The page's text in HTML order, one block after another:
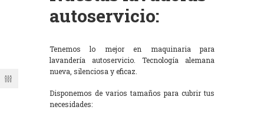
autoservicio:
Tenemos lo mejor en maquinaria para
lavandería autoservicio. Tecnología alemana
nueva, silenciosa y eficaz.
Disponemos de varios tamaños para cubrir tus
necesidades: